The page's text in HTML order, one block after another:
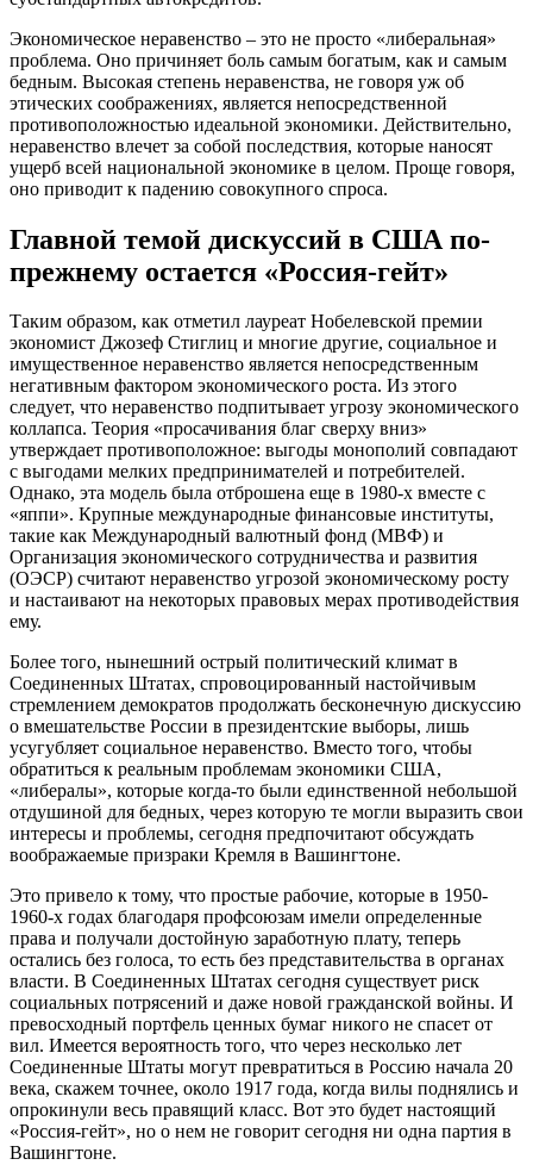
Экономическое неравенство – это не просто «либеральная»
проблема. Оно причиняет боль самым богатым, как и самым
бедным. Высокая степень неравенства, не говоря уж об
этических соображениях, является непосредственной
противоположностью идеальной экономики. Действительно,
неравенство влечет за собой последствия, которые наносят
ущерб всей национальной экономике в целом. Проще говоря,
оно приводит к падению совокупного спроса.
Главной темой дискуссий в США по-
прежнему остается «Россия-гейт»
Таким образом, как отметил лауреат Нобелевской премии
экономист Джозеф Стиглиц и многие другие, социальное и
имущественное неравенство является непосредственным
негативным фактором экономического роста. Из этого
следует, что неравенство подпитывает угрозу экономического
коллапса. Теория «просачивания благ сверху вниз»
утверждает противоположное: выгоды монополий совпадают
с выгодами мелких предпринимателей и потребителей.
Однако, эта модель была отброшена еще в 1980-х вместе с
«яппи». Крупные международные финансовые институты,
такие как Международный валютный фонд (МВФ) и
Организация экономического сотрудничества и развития
(ОЭСР) считают неравенство угрозой экономическому росту
и настаивают на некоторых правовых мерах противодействия
ему.
Более того, нынешний острый политический климат в
Соединенных Штатах, спровоцированный настойчивым
стремлением демократов продолжать бесконечную дискуссию
о вмешательстве России в президентские выборы, лишь
усугубляет социальное неравенство. Вместо того, чтобы
обратиться к реальным проблемам экономики США,
«либералы», которые когда-то были единственной небольшой
отдушиной для бедных, через которую те могли выразить свои
интересы и проблемы, сегодня предпочитают обсуждать
воображаемые призраки Кремля в Вашингтоне.
Это привело к тому, что простые рабочие, которые в 1950-
1960-х годах благодаря профсоюзам имели определенные
права и получали достойную заработную плату, теперь
остались без голоса, то есть без представительства в органах
власти. В Соединенных Штатах сегодня существует риск
социальных потрясений и даже новой гражданской войны. И
превосходный портфель ценных бумаг никого не спасет от
вил. Имеется вероятность того, что через несколько лет
Соединенные Штаты могут превратиться в Россию начала 20
века, скажем точнее, около 1917 года, когда вилы поднялись и
опрокинули весь правящий класс. Вот это будет настоящий
«Россия-гейт», но о нем не говорит сегодня ни одна партия в
Вашингтоне.